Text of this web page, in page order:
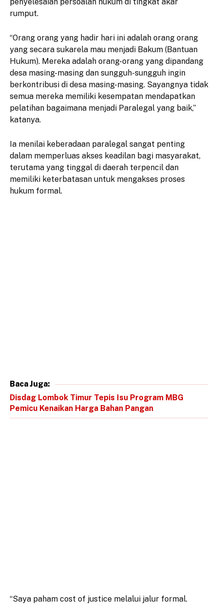
rumput.
“Orang orang yang hadir hari ini adalah orang orang
yang secara sukarela mau menjadi Bakum (Bantuan
Hukum). Mereka adalah orang-orang yang dipandang
desa masing-masing dan sungguh-sungguh ingin
berkontribusi di desa masing-masing. Sayangnya tidak
semua mereka memiliki kesempatan mendapatkan
pelatihan bagaimana menjadi Paralegal yang baik,”
katanya.
Ia menilai keberadaan paralegal sangat penting
dalam memperluas akses keadilan bagi masyarakat,
terutama yang tinggal di daerah terpencil dan
memiliki keterbatasan untuk mengakses proses
hukum formal.
Baca Juga:
Disdag Lombok Timur Tepis Isu Program MBG
Pemicu Kenaikan Harga Bahan Pangan
“Saya paham cost of justice melalui jalur formal.